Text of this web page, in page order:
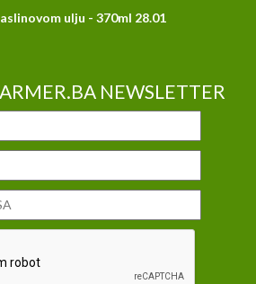
ulju - 370ml 28.01
NEWSLETTER